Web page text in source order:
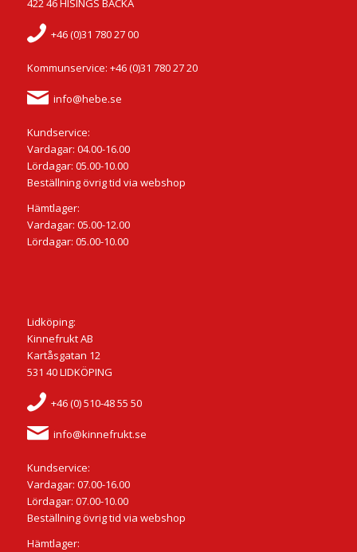
422 46 HISINGS BACKA
+46 (0)31 780 27 00
Kommunservice: +46 (0)31 780 27 20
info@hebe.se
Kundservice:
Vardagar: 04.00-16.00
Lördagar: 05.00-10.00
Beställning övrig tid via webshop
Hämtlager:
Vardagar: 05.00-12.00
Lördagar: 05.00-10.00
Lidköping:
Kinnefrukt AB
Kartåsgatan 12
531 40 LIDKÖPING
+46 (0) 510-48 55 50
info@kinnefrukt.se
Kundservice:
Vardagar: 07.00-16.00
Lördagar: 07.00-10.00
Beställning övrig tid via webshop
Hämtlager: